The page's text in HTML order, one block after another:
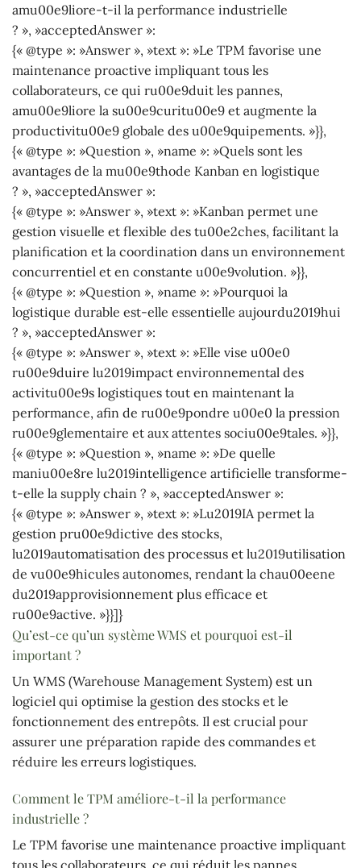
amu00e9liore-t-il la performance industrielle
? », »acceptedAnswer »:
{« @type »: »Answer », »text »: »Le TPM favorise une
maintenance proactive impliquant tous les
collaborateurs, ce qui ru00e9duit les pannes,
amu00e9liore la su00e9curitu00e9 et augmente la
productivitu00e9 globale des u00e9quipements. »}},
{« @type »: »Question », »name »: »Quels sont les
avantages de la mu00e9thode Kanban en logistique
? », »acceptedAnswer »:
{« @type »: »Answer », »text »: »Kanban permet une
gestion visuelle et flexible des tu00e2ches, facilitant la
planification et la coordination dans un environnement
concurrentiel et en constante u00e9volution. »}},
{« @type »: »Question », »name »: »Pourquoi la
logistique durable est-elle essentielle aujourdu2019hui
? », »acceptedAnswer »:
{« @type »: »Answer », »text »: »Elle vise u00e0
ru00e9duire lu2019impact environnemental des
activitu00e9s logistiques tout en maintenant la
performance, afin de ru00e9pondre u00e0 la pression
ru00e9glementaire et aux attentes sociu00e9tales. »}},
{« @type »: »Question », »name »: »De quelle
maniu00e8re lu2019intelligence artificielle transforme-
t-elle la supply chain ? », »acceptedAnswer »:
{« @type »: »Answer », »text »: »Lu2019IA permet la
gestion pru00e9dictive des stocks,
lu2019automatisation des processus et lu2019utilisation
de vu00e9hicules autonomes, rendant la chau00eene
du2019approvisionnement plus efficace et
ru00e9active. »}}]}
Qu’est-ce qu’un système WMS et pourquoi est-il
important ?
Un WMS (Warehouse Management System) est un
logiciel qui optimise la gestion des stocks et le
fonctionnement des entrepôts. Il est crucial pour
assurer une préparation rapide des commandes et
réduire les erreurs logistiques.
Comment le TPM améliore-t-il la performance
industrielle ?
Le TPM favorise une maintenance proactive impliquant